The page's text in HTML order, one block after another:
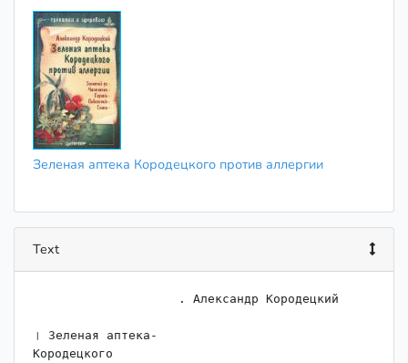
Зеленая аптека Кородецкого против аллергии
Text
। Зеленая аптека-
Кородецкого